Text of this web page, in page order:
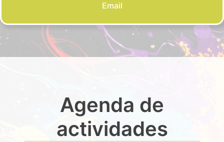
Email
Agenda de
actividades